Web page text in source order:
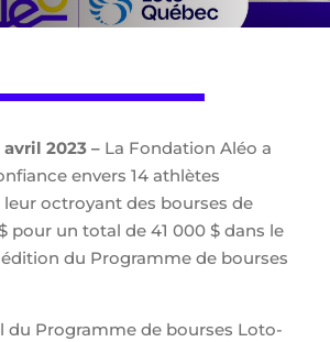
2023 –La Fondation Aléo a
envers 14 athlètes
leur octroyant des bourses de
pour un total de 41 000 $ dans le
édition du Programme de bourses
du Programme de bourses Loto-